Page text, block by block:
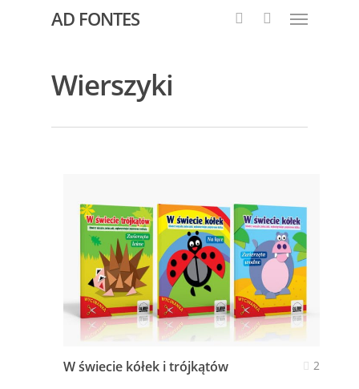
AD FONTES
Wierszyki
W świecie kółek i trójkątów 2